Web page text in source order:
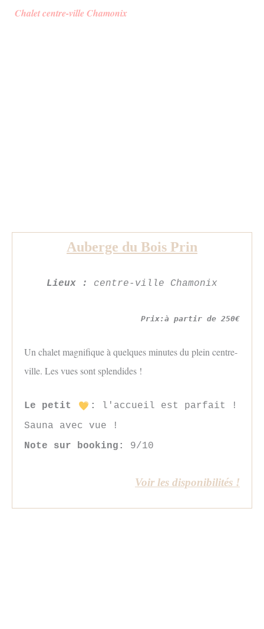
Chalet centre-ville Chamonix
Auberge du Bois Prin
Lieux : centre-ville Chamonix
Prix:à partir de 250€
Un chalet magnifique à quelques minutes du plein centre-
ville. Les vues sont splendides !
Le petit :
l'accueil est parfait !
Sauna avec vue !
Note sur booking:
9/10
Voir les disponibilités !